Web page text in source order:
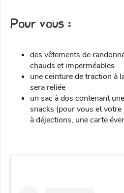
Pour vous :
des vêtements de
chauds et imperméables
une ceinture de traction à
sera reliée
un sac à dos contenant
snacks (pour vous et votre
à déjections, une carte